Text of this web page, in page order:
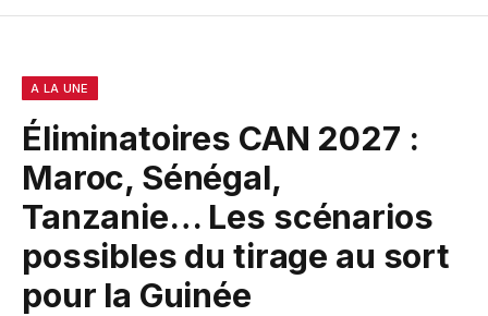
A LA UNE
Éliminatoires CAN 2027 :
Maroc, Sénégal,
Tanzanie… Les scénarios
possibles du tirage au sort
pour la Guinée